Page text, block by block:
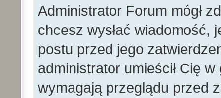
Administrator Forum mógł
chcesz wysłać wiadomość,
postu przed jego
administrator umieścił Cię
wymagają przeglądu przed